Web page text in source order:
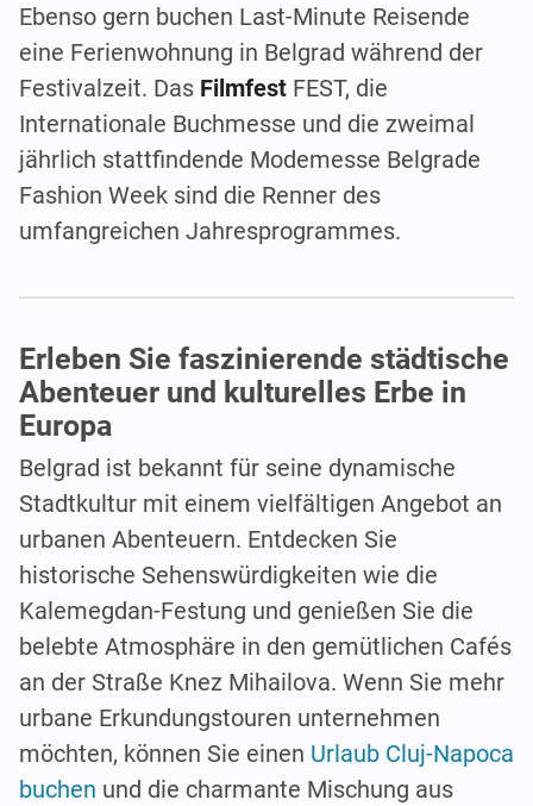
Ebenso gern buchen Last-Minute Reisende
eine Ferienwohnung in Belgrad während der
Festivalzeit. Das Filmfest FEST, die
Internationale Buchmesse und die zweimal
jährlich stattfindende Modemesse Belgrade
Fashion Week sind die Renner des
umfangreichen Jahresprogrammes.
Erleben Sie faszinierende städtische
Abenteuer und kulturelles Erbe in
Europa
Belgrad ist bekannt für seine dynamische
Stadtkultur mit einem vielfältigen Angebot an
urbanen Abenteuern. Entdecken Sie
historische Sehenswürdigkeiten wie die
Kalemegdan-Festung und genießen Sie die
belebte Atmosphäre in den gemütlichen Cafés
an der Straße Knez Mihailova. Wenn Sie mehr
urbane Erkundungstouren unternehmen
möchten, können Sie einen Urlaub Cluj-Napoca
buchen und die charmante Mischung aus